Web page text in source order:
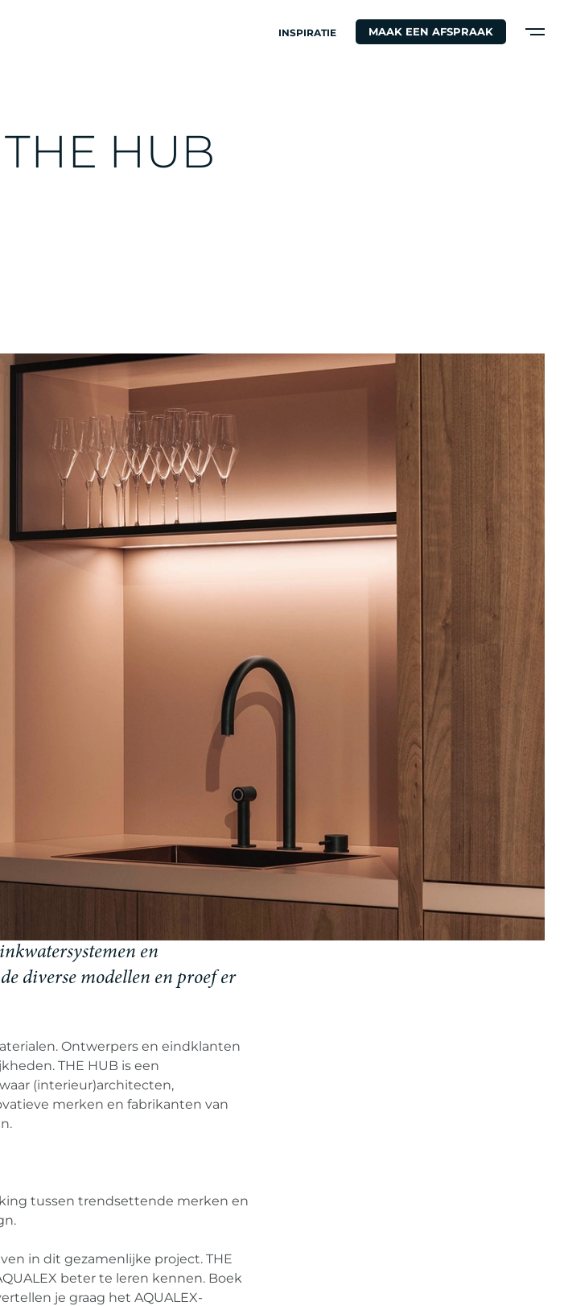
INSPIRATIE MAAK EEN AFSPRAAK
THE HUB
en
diverse modellen en proef er
Ontwerpers en eindklanten
THE HUB is een
(interieur)architecten,
merken en fabrikanten van
tussen trendsettende merken en
in dit gezamenlijke project. THE
beter te leren kennen. Boek
je graag het AQUALEX-